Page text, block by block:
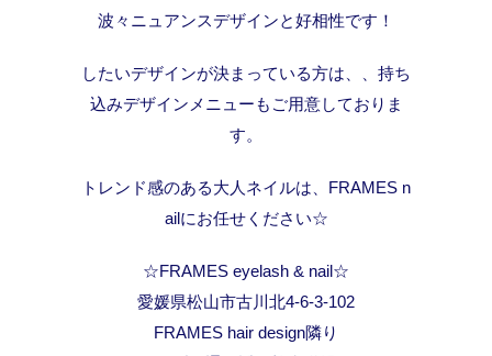
波々ニュアンスデザインと好相性です！
したいデザインが決まっている方は、、持ち
込みデザインメニューもご用意しておりま
す。
トレンド感のある大人ネイルは、FRAMES n
ailにお任せください☆
☆FRAMES eyelash & nail☆
愛媛県松山市古川北4-6-3-102
FRAMES hair design隣り